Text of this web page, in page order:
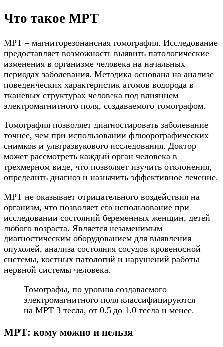
Что такое МРТ
МРТ – магниторезонансная томография. Исследование
предоставляет возможность выявить патологические
изменения в организме человека на начальных
периодах заболевания. Методика основана на анализе
поведенческих характеристик атомов водорода в
тканевых структурах человека под влиянием
электромагнитного поля, создаваемого томографом.
Томография позволяет диагностировать заболевание
точнее, чем при использовании флюорографических
снимков и ультразвукового исследования. Доктор
может рассмотреть каждый орган человека в
трехмерном виде, что позволяет изучить отклонения,
определить диагноз и назначить эффективное лечение.
МРТ не оказывает отрицательного воздействия на
организм, что позволяет его использование при
исследовании состояний беременных женщин, детей
любого возраста. Является незаменимым
диагностическим оборудованием для выявления
опухолей, анализа состояния сосудов кровеносной
системы, костных патологий и нарушений работы
нервной системы человека.
Томографы, по уровню создаваемого
электромагнитного поля классифицируются
на МРТ 3 тесла, от 0.5 до 1.0 тесла и менее.
МРТ: кому можно и нельзя